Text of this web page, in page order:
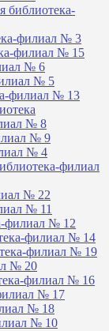
библиотека-
филиал № 3
филиал № 15
№ 6
№ 5
филиал № 13
№ 8
№ 9
№ 4
филиал
№ 22
№ 11
филиал № 12
филиал № 14
филиал № 19
№ 20
филиал № 16
№ 17
№ 18
№ 10